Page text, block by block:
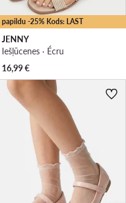
papildu -25% Kods: LAST
JENNY
Iešļūcenes · Écru
16,99€